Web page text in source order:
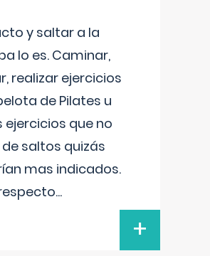
y saltar a la
lo es. Caminar,
realizar ejercicios
de Pilates u
ejercicios que no
saltos quizás
mas indicados.
...
+